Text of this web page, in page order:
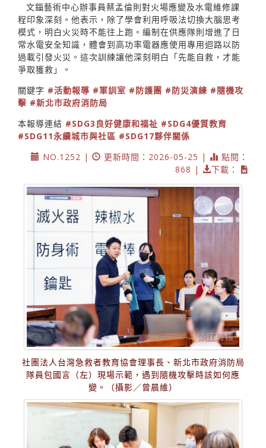
文錙藝術中心辦事員蔡孟倫則對火場應變及水電維修課
程印象深刻。他表示，除了學會利用呼吸法切換大腦思考
模式，明白火災時不能往上跑。編制在供應隊則增進了日
常水電安全知識，體會到高功率電器應使用專用迴路以防
過載引發火災。這次訓練讓他深刻明白「先能自救，才能
爭取獲救」。
關鍵字 #活動報導 #軍訓室 #防護團 #防災演練 #隨機攻
擊 #新北市政府消防局
本報導連結 #SDG3良好健康和福祉 #SDG4優質教育
#SDG11永續城市與社區 #SDG17夥伴關係
NO.1252 |
更新時間：2026-05-25 |
點閱：
868 |
下載：
社團法人台灣急救者教育協會理事長、新北市政府消防局
隊員包國言（左）現場示範，遇到隨機攻擊時該如何應
變。（攝影／曾晨維）